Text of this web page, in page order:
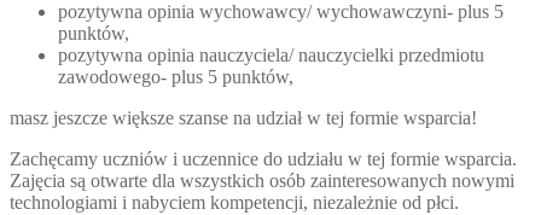
pozytywna opinia wychowawcy/ wychowawczyni- plus 5
punktów,
pozytywna opinia nauczyciela/ nauczycielki przedmiotu
zawodowego- plus 5 punktów,
masz jeszcze większe szanse na udział w tej formie wsparcia!
Zachęcamy uczniów i uczennice do udziału w tej formie wsparcia.
Zajęcia są otwarte dla wszystkich osób zainteresowanych nowymi
technologiami i nabyciem kompetencji, niezależnie od płci.